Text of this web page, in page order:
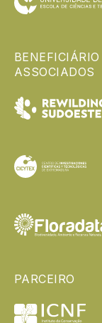
BENEFICIÁRIO
ASSOCIADOS
PARCEIRO